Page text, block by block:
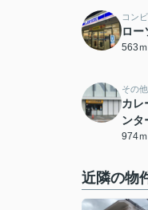
コン
ロー
563ｍ
その他
カレ
ンタ
974ｍ
近隣の物